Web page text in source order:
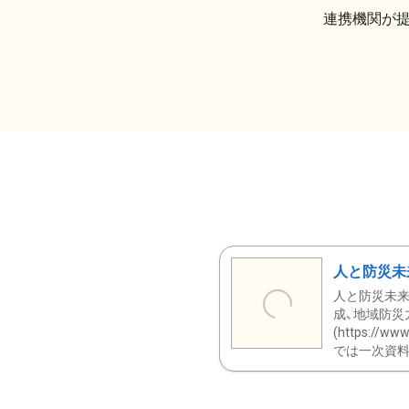
連携機関が
人と防災
人と防災未
成、地域防
(https://
では一次資料